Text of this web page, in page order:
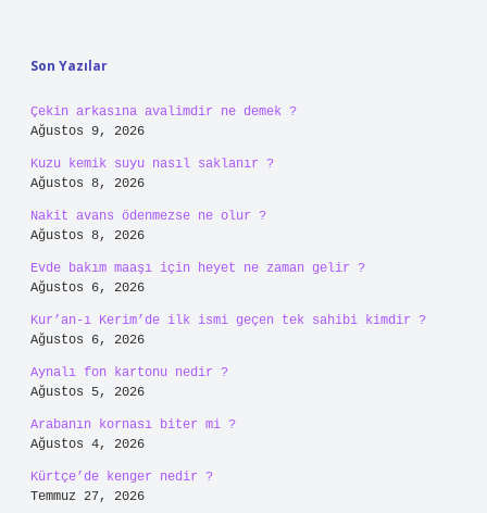
Son Yazılar
Çekin arkasına avalimdir ne demek ?
Ağustos 9, 2026
Kuzu kemik suyu nasıl saklanır ?
Ağustos 8, 2026
Nakit avans ödenmezse ne olur ?
Ağustos 8, 2026
Evde bakım maaşı için heyet ne zaman gelir ?
Ağustos 6, 2026
Kur’an-ı Kerim’de ilk ismi geçen tek sahibi kimdir ?
Ağustos 6, 2026
Aynalı fon kartonu nedir ?
Ağustos 5, 2026
Arabanın kornası biter mi ?
Ağustos 4, 2026
Kürtçe’de kenger nedir ?
Temmuz 27, 2026